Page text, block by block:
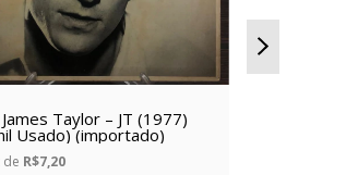
Taylor – JT (1977)
Usado) (importado)
de R$7,20